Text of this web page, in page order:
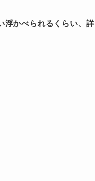
浮かべられるくらい、詳